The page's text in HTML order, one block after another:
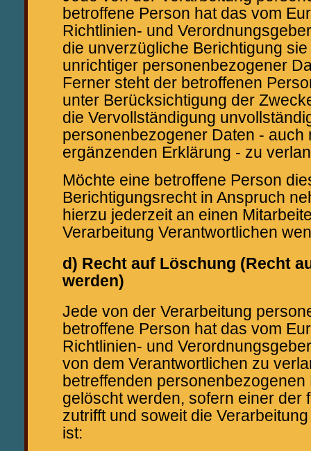
betroffene Person hat das vom
Richtlinien- und
die unverzügliche Berichtigung
unrichtiger personenbezogener
Ferner steht der betroffenen
unter Berücksichtigung der
die Vervollständigung
personenbezogener Daten - auch
ergänzenden Erklärung - zu
Möchte eine betroffene Person
Berichtigungsrecht in Anspruch
hierzu jederzeit an einen
Verarbeitung Verantwortlichen
d) Recht auf Löschung (Recht
werden)
Jede von der Verarbeitung
betroffene Person hat das vom
Richtlinien- und
von dem Verantwortlichen zu
betreffenden
gelöscht werden, sofern einer der
zutrifft und soweit die
ist: